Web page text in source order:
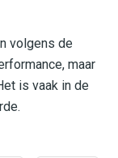
volgens de
maar
is vaak in de